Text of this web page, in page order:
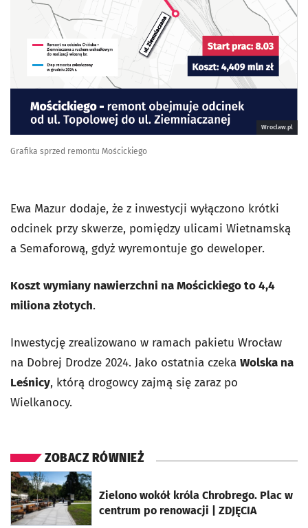
Wroclaw.pl
Grafika sprzed remontu Mościckiego
Ewa Mazur dodaje, że z inwestycji wyłączono krótki
odcinek przy skwerze, pomiędzy ulicami Wietnamską
a Semaforową, gdyż wyremontuje go deweloper.
Koszt wymiany nawierzchni na Mościckiego to 4,4
miliona złotych.
Inwestycję zrealizowano w ramach pakietu Wrocław
na Dobrej Drodze 2024. Jako ostatnia czeka Wolska na
Leśnicy, którą drogowcy zajmą się zaraz po
Wielkanocy.
ZOBACZ RÓWNIEŻ
Zielono wokół króla Chrobrego. Plac w
centrum po renowacji | ZDJĘCIA
otworzy się w nowej karcie